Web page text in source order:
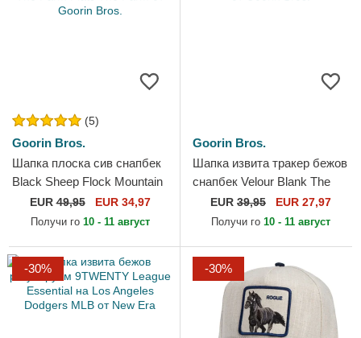
(5)
Goorin Bros.
Шапка плоска сив снапбек
Black Sheep Flock Mountain
The Farm Flats The Farm от
Goorin Bros.
EUR49,95 EUR 34,97
Получи го 10 - 11 август
Goorin Bros.
Шапка извита тракер бежов
снапбек Velour Blank The
Farm от Goorin Bros.
EUR 39,95 EUR 27,97
Получи го 10 - 11 август
-30% -30%